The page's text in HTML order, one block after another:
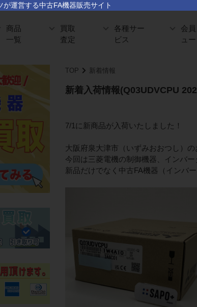
が運営する中古FA機器販売サイト
商品
一覧
買取
査定
各種サー
ビス
会員
ュー
TOP 新着情報
新着入荷情報(Q03UDVCPU
7/1に新商品が入荷いたしました！
大阪府泉大津市（いずみおおつし）
今回は三菱電機の制御機器、インバ
新品だけでなく中古FA機器（インバ